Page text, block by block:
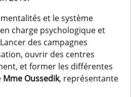
et le système
charge psychologique et
des campagnes
ouvrir des centres
et former les différentes
Mme Oussedik, représentante